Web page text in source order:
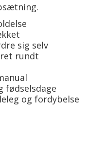
sig selv
rundt
fødselsdage
og fordybelse